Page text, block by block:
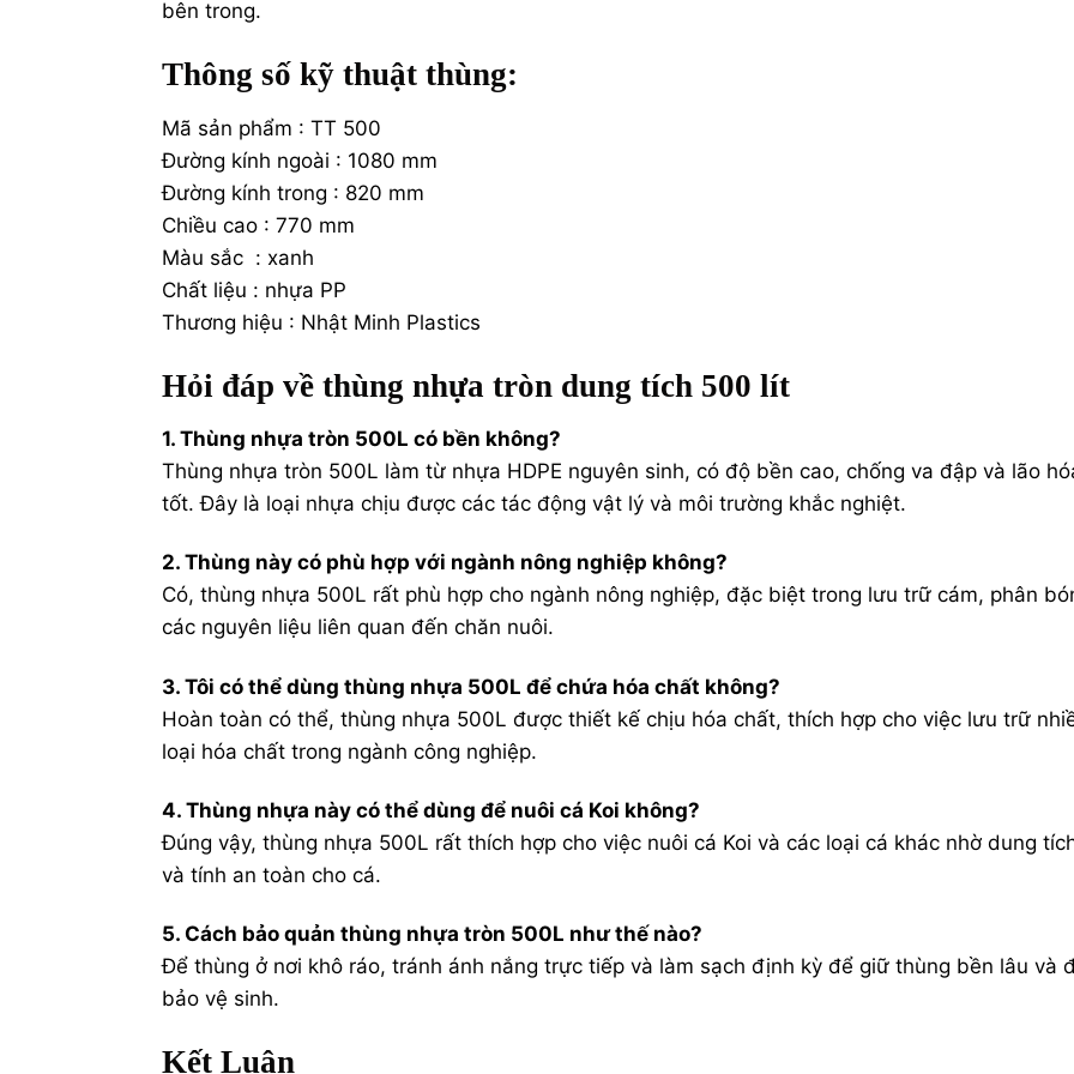
bên trong.
Thông số kỹ thuật thùng:
Mã sản phẩm : TT 500
Đường kính ngoài : 1080 mm
Đường kính trong : 820 mm
Chiều cao : 770 mm
Màu sắc : xanh
Chất liệu : nhựa PP
Thương hiệu : Nhật Minh Plastics
Hỏi đáp về thùng nhựa tròn dung tích 500 lít
1. Thùng nhựa tròn 500L có bền không?
Thùng nhựa tròn 500L làm từ nhựa HDPE nguyên sinh, có độ bền cao, chống va đập và lão
tốt. Đây là loại nhựa chịu được các tác động vật lý và môi trường khắc nghiệt.
2. Thùng này có phù hợp với ngành nông nghiệp không?
Có, thùng nhựa 500L rất phù hợp cho ngành nông nghiệp, đặc biệt trong lưu trữ cám, phân
các nguyên liệu liên quan đến chăn nuôi.
3. Tôi có thể dùng thùng nhựa 500L để chứa hóa chất không?
Hoàn toàn có thể, thùng nhựa 500L được thiết kế chịu hóa chất, thích hợp cho việc lưu trữ
loại hóa chất trong ngành công nghiệp.
4. Thùng nhựa này có thể dùng để nuôi cá Koi không?
Đúng vậy, thùng nhựa 500L rất thích hợp cho việc nuôi cá Koi và các loại cá khác nhờ dung
và tính an toàn cho cá.
5. Cách bảo quản thùng nhựa tròn 500L như thế nào?
Để thùng ở nơi khô ráo, tránh ánh nắng trực tiếp và làm sạch định kỳ để giữ thùng bền lâu và
bảo vệ sinh.
Kết Luận